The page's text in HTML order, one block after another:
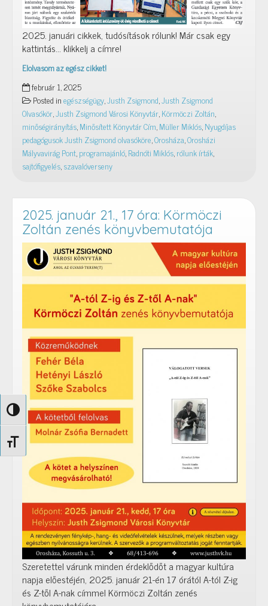
Nagy kontraszt váltása
Betűméret váltása
2025. januári cikkek, tudósítások rólunk! Már csak egy
kattintás… klikkelj a címre!
Elolvasom az egész cikket!
Rólunk
írták
–
2025.
január
február 1, 2025
Posted inegészségügy,Justh Zsigmond,Justh Zsigmond
Olvasókör,Justh Zsigmond Városi Könyvtár,Körmöczi Zoltán,
minőségirányítás,Minősített Könyvtár Cím,Müller Miklós,Nyugdíjas
pedagógusok Justh Zsigmond olvasóköre,Orosháza,Orosházi
Mályvavirág Pont,programajánló,Radnóti Miklós,rólunk írták,
sajtófigyelés,szavalóverseny
2025. január 21., 17 óra: Körmöczi
Zoltán zenés könyvbemutatója
Szeretettel várunk minden érdeklődőt a magyar kultúra
napja előestéjén, 2025. január 21-én 17 órától A-tól Z-ig
és Z-től A-nak címmel Körmöczi Zoltán zenés